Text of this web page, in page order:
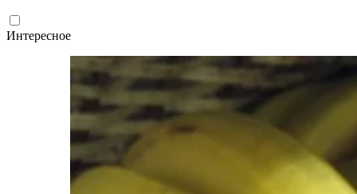
Интересное